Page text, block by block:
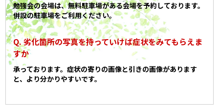
勉強会の会場は、無料駐車場がある会場を予約しております。
併設の駐車場をご利用ください。
劣化箇所の写真を持っていけば症状をみてもらえま
すか
承っております。症状の寄りの画像と引きの画像があります
と、より分かりやすいです。